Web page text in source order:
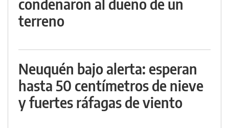
condenaron al dueño de un
terreno
Neuquén bajo alerta: esperan
hasta 50 centímetros de nieve
y fuertes ráfagas de viento